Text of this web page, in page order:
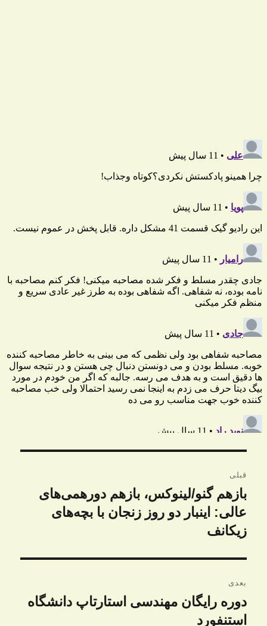
نوشته
قبلی
نوشته
قبلی:
بازهم گنو/لینوکس، بازهم دورهمی‌های
عالی: اینبار دو روز زنجان با بچه‌های
زیکانف
بعدی
نوشته
بعدی:
دوره رایگان مهندسی استارتاپ دانشگاه
استنفورد